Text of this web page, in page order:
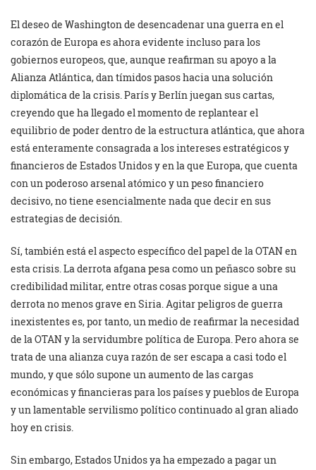
El deseo de Washington de desencadenar una guerra en el
corazón de Europa es ahora evidente incluso para los
gobiernos europeos, que, aunque reafirman su apoyo a la
Alianza Atlántica, dan tímidos pasos hacia una solución
diplomática de la crisis. París y Berlín juegan sus cartas,
creyendo que ha llegado el momento de replantear el
equilibrio de poder dentro de la estructura atlántica, que ahora
está enteramente consagrada a los intereses estratégicos y
financieros de Estados Unidos y en la que Europa, que cuenta
con un poderoso arsenal atómico y un peso financiero
decisivo, no tiene esencialmente nada que decir en sus
estrategias de decisión.
Sí, también está el aspecto específico del papel de la OTAN en
esta crisis. La derrota afgana pesa como un peñasco sobre su
credibilidad militar, entre otras cosas porque sigue a una
derrota no menos grave en Siria. Agitar peligros de guerra
inexistentes es, por tanto, un medio de reafirmar la necesidad
de la OTAN y la servidumbre política de Europa. Pero ahora se
trata de una alianza cuya razón de ser escapa a casi todo el
mundo, y que sólo supone un aumento de las cargas
económicas y financieras para los países y pueblos de Europa
y un lamentable servilismo político continuado al gran aliado
hoy en crisis.
Sin embargo, Estados Unidos ya ha empezado a pagar un